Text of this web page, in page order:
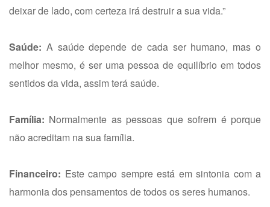
deixar de lado, com certeza irá destruir a sua vida.”
Saúde: A saúde depende de cada ser humano, mas o
melhor mesmo, é ser uma pessoa de equilíbrio em todos
sentidos da vida, assim terá saúde.
Família: Normalmente as pessoas que sofrem é porque
não acreditam na sua família.
Financeiro: Este campo sempre está em sintonia com a
harmonia dos pensamentos de todos os seres humanos.